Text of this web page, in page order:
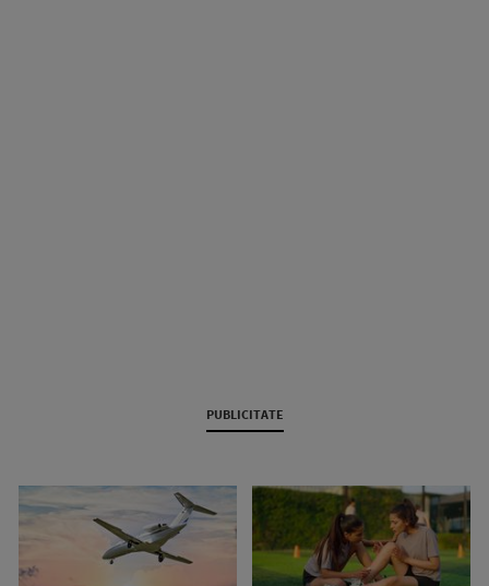
PUBLICITATE